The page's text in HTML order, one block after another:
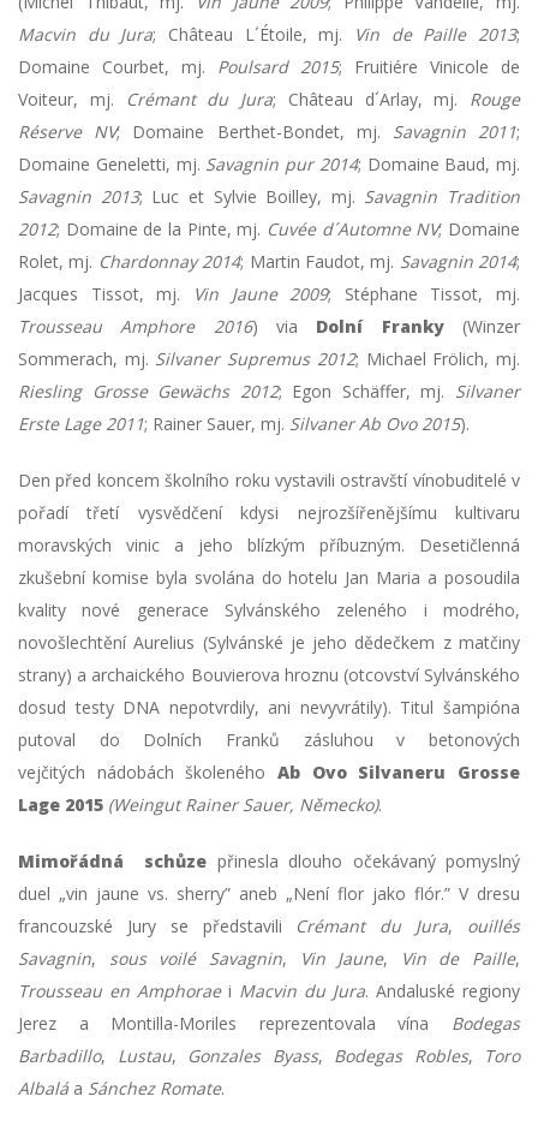
Macvin du Jura; Château L´Étoile, mj. Vin de Paille 2013;
Domaine Courbet, mj. Poulsard 2015; Fruitiére Vinicole de
Voiteur, mj.
Crémant du Jura; Château d´Arlay, mj. Rouge
Réserve NV; Domaine Berthet-Bondet, mj. Savagnin 2011;
Domaine Geneletti, mj. Savagnin pur 2014; Domaine Baud, mj.
Savagnin 2013; Luc et Sylvie Boilley, mj. Savagnin Tradition
2012; Domaine de la Pinte, mj. Cuvée d´Automne NV; Domaine
Rolet, mj. Chardonnay 2014; Martin Faudot, mj. Savagnin 2014;
Jacques Tissot, mj.
Vin Jaune 2009; Stéphane Tissot, mj.
Trousseau Amphore 2016) via Dolní Franky(Winzer
Sommerach, mj. Silvaner Supremus 2012; Michael Frölich, mj.
Riesling Grosse Gewächs 2012; Egon Schäffer, mj. Silvaner
Erste Lage 2011; Rainer Sauer, mj. Silvaner Ab Ovo 2015).
Den před koncem školního roku vystavili ostravští vínobuditelé v
pořadí třetí vysvědčení kdysi nejrozšířenějšímu kultivaru
moravských vinic a jeho blízkým příbuzným. Desetičlenná
zkušební komise byla svolána do hotelu Jan Maria a posoudila
kvality nové generace Sylvánského zeleného i modrého,
novošlechtění Aurelius (Sylvánské je jeho dědečkem z matčiny
strany) a archaického Bouvierova hroznu (otcovství Sylvánského
dosud testy DNA nepotvrdily, ani nevyvrátily). Titul šampióna
putoval do Dolních Franků zásluhou v betonových
vejčitých nádobách školeného Ab Ovo Silvaneru Grosse
Lage 2015 (Weingut Rainer Sauer, Německo).
Mimořádná schůze přinesla dlouho očekávaný pomyslný
duel „vin jaune vs. sherry” aneb „Není flor jako flór.” V dresu
francouzské Jury se představili Crémant du Jura, ouillés
Savagnin, sous voilé Savagnin, Vin Jaune, Vin de Paille,
Trousseau en Amphoraei Macvin du Jura. Andaluské regiony
Jerez a Montilla-Moriles reprezentovala vína Bodegas
Barbadillo, Lustau, Gonzales Byass, Bodegas Robles,
Toro
Albaláa Sánchez Romate.